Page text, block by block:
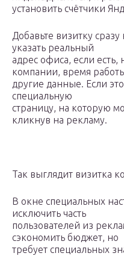
установить счётчики
Добавьте визитку
указать реальный
адрес офиса, если
компании, время
другие данные. Если
специальную
страницу, на которую
кликнув на рекламу.
Так выглядит визитка
В окне специальных
исключить часть
пользователей из
сэкономить бюджет, но
требует специальных